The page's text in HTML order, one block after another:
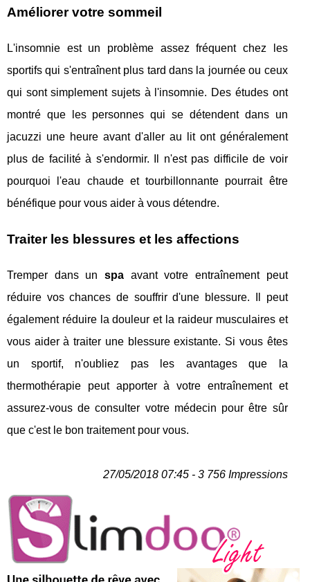
Améliorer votre sommeil
L'insomnie est un problème assez fréquent chez les
sportifs qui s'entraînent plus tard dans la journée ou ceux
qui sont simplement sujets à l'insomnie. Des études ont
montré que les personnes qui se détendent dans un
jacuzzi une heure avant d'aller au lit ont généralement
plus de facilité à s'endormir. Il n'est pas difficile de voir
pourquoi l'eau chaude et tourbillonnante pourrait être
bénéfique pour vous aider à vous détendre.
Traiter les blessures et les affections
Tremper dans un spaavant votre entraînement peut
réduire vos chances de souffrir d'une blessure. Il peut
également réduire la douleur et la raideur musculaires et
vous aider à traiter une blessure existante. Si vous êtes
un sportif, n'oubliez pas les avantages que la
thermothérapie peut apporter à votre entraînement et
assurez-vous de consulter votre médecin pour être sûr
que c'est le bon traitement pour vous.
27/05/2018 07:45 - 3 756 Impressions